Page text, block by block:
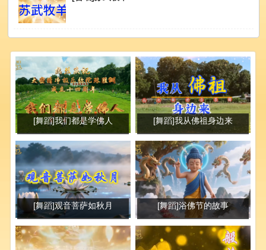
[舞蹈]我们都是学佛人 [舞蹈]我从佛祖身边来
[舞蹈]观音菩萨如秋月 [舞蹈]浴佛节的故事